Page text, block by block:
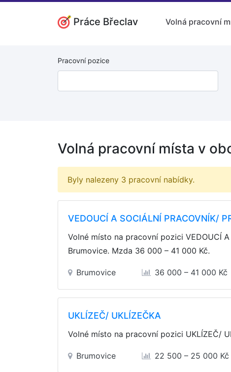
Práce Břeclav Volná pracovní
Pracovní pozice
Volná pracovní místa v
Byly nalezeny 3 pracovní nabídky.
VEDOUCÍ A SOCIÁLNÍ PRACOVNÍK/
Volné místo na pracovní pozici VEDOUCÍ A
Brumovice. Mzda 36 000 – 41 000 Kč.
Brumovice 36 000 – 41 000 Kč
UKLÍZEČ/ UKLÍZEČKA
Volné místo na pracovní pozici UKLÍZEČ/
Brumovice 22 500 – 25 000 Kč